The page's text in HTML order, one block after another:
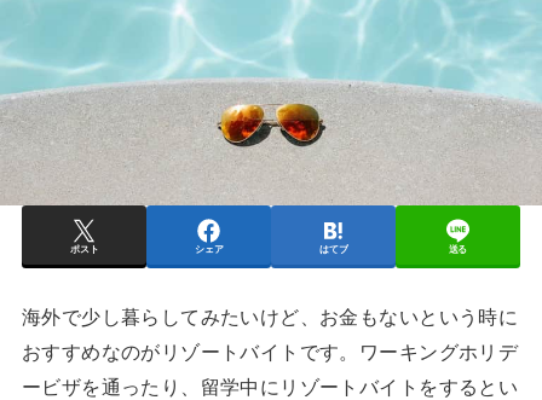
ポスト シェア はてブ 送る
海外で少し暮らしてみたいけど、お金もないという時に
おすすめなのがリゾートバイトです。ワーキングホリデ
ービザを通ったり、留学中にリゾートバイトをするとい